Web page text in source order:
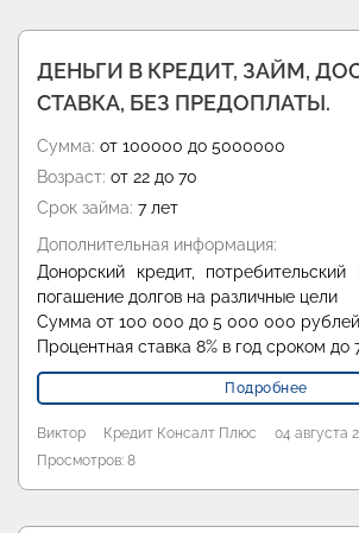
ДЕНЬГИ В КРЕДИТ, ЗАЙМ,
СТАВКА, БЕЗ ПРЕДОПЛАТЫ.
Сумма: от 100000 до 5000000
Возраст: от 22 до 70
Срок займа: 7 лет
Дополнительная информация:
Донорский кредит,
погашение долгов на различные цели
Сумма от 100 000 до 5 000 000 рублей
Процентная ставка 8% в год сроком до
Подробнее
Виктор Кредит Консалт Плюс
04 августа
Просмотров: 8